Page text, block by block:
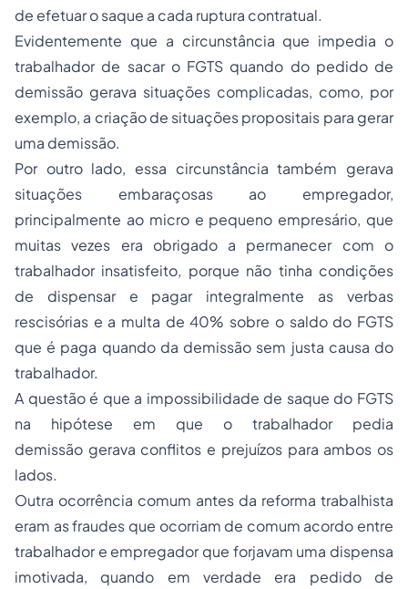
de efetuar o saque a cada ruptura contratual.
Evidentemente que a circunstância que impedia o
trabalhador de sacar o FGTS quando do pedido de
demissão gerava situações complicadas, como, por
exemplo, a criação de situações propositais para gerar
uma demissão.
Por outro lado, essa circunstância também gerava
situações embaraçosas ao empregador,
principalmente ao micro e pequeno empresário, que
muitas vezes era obrigado a permanecer com o
trabalhador insatisfeito, porque não tinha condições
de dispensar e pagar integralmente as verbas
rescisórias e a multa de 40% sobre o saldo do FGTS
que é paga quando da demissão sem justa causa do
trabalhador.
A questão é que a impossibilidade de saque do FGTS
na hipótese em que o trabalhador pedia
demissão gerava conflitos e prejuízos para ambos os
lados.
Outra ocorrência comum antes da reforma trabalhista
eram as fraudes que ocorriam de comum acordo entre
trabalhador e empregador que forjavam uma dispensa
imotivada, quando em verdade era pedido de